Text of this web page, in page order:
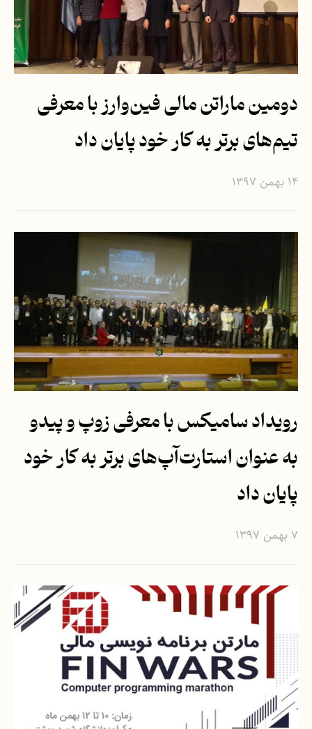
دومین ماراتن مالی فین‌وارز با معرفی
تیم‌های برتر به کار خود پایان داد
۱۴ بهمن ۱۳۹۷
رویداد سامیکس با معرفی زوپ و پیدو
به عنوان استارت‌آپ‌های برتر به کار خود
پایان داد
۷ بهمن ۱۳۹۷